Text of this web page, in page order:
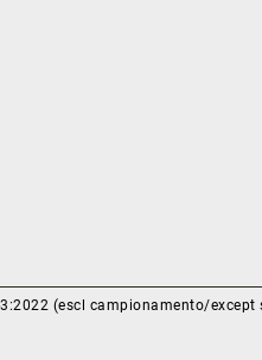
3:2022 (escl campionamento/except